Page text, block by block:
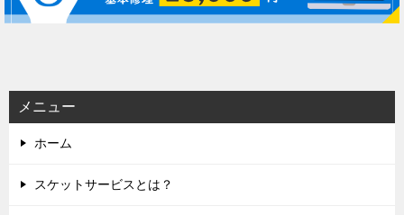
ー
ンメニュー
ホーム
スケットサービスとは？